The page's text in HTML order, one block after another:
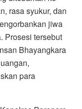
rasa syukur, dan
jiwa
Prosesi tersebut
Bhayangkara
para